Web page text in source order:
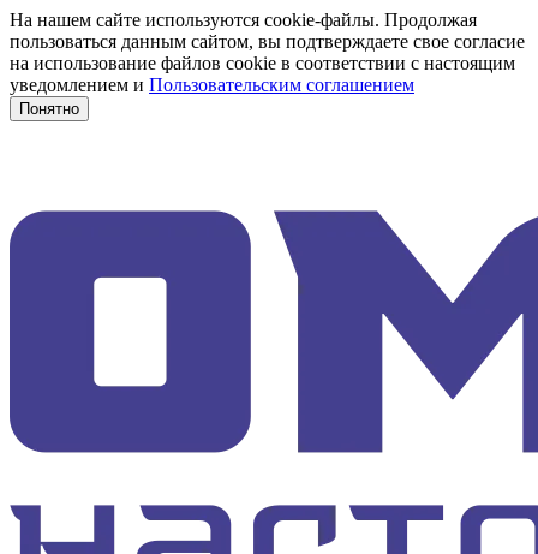
На нашем сайте используются cookie-файлы. Продолжая
пользоваться данным сайтом, вы подтверждаете свое согласие
на использование файлов cookie в соответствии с настоящим
уведомлением и Пользовательским соглашением
Понятно